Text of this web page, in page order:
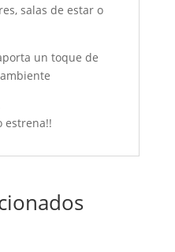
salas de estar o
un toque de
estrena!!